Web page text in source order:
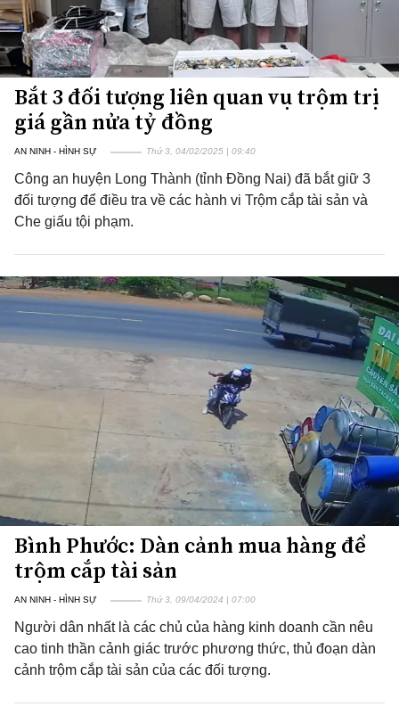
Bắt 3 đối tượng liên quan vụ trộm trị
giá gần nửa tỷ đồng
AN NINH - HÌNH SỰ Thứ 3, 04/02/2025 | 09:40
Công an huyện Long Thành (tỉnh Đồng Nai) đã bắt giữ 3
đối tượng để điều tra về các hành vi Trộm cắp tài sản và
Che giấu tội phạm.
Bình Phước: Dàn cảnh mua hàng để
trộm cắp tài sản
AN NINH - HÌNH SỰ Thứ 3, 09/04/2024 | 07:00
Người dân nhất là các chủ của hàng kinh doanh cần nêu
cao tinh thần cảnh giác trước phương thức, thủ đoạn dàn
cảnh trộm cắp tài sản của các đối tượng.